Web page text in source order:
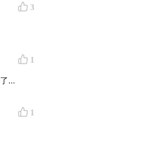
3
1
了…
1